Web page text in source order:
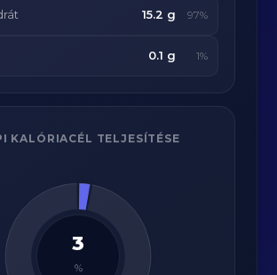
15.2 g 97%
0.1 g 1%
KALÓRIACÉL TELJESÍTÉSE
3
%